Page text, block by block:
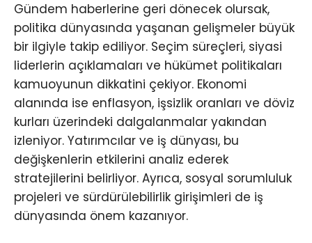
Gündem haberlerine geri dönecek olursak,
politika dünyasında yaşanan gelişmeler büyük
bir ilgiyle takip ediliyor. Seçim süreçleri, siyasi
liderlerin açıklamaları ve hükümet politikaları
kamuoyunun dikkatini çekiyor. Ekonomi
alanında ise enflasyon, işsizlik oranları ve döviz
kurları üzerindeki dalgalanmalar yakından
izleniyor. Yatırımcılar ve iş dünyası, bu
değişkenlerin etkilerini analiz ederek
stratejilerini belirliyor. Ayrıca, sosyal sorumluluk
projeleri ve sürdürülebilirlik girişimleri de iş
dünyasında önem kazanıyor.